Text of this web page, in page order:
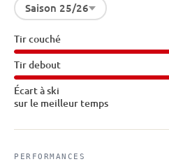
Saison 25/26
Tir couché
Tir debout
Écart à ski
sur le meilleur temps
PERFORMANCES